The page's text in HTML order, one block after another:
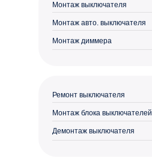
Монтаж выключателя
Монтаж авто. выключателя
Монтаж диммера
Ремонт выключателя
Монтаж блока выключателей
Демонтаж выключателя